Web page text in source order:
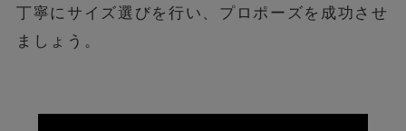
丁寧にサイズ選びを行い、プロポーズを成功させ
ましょう。